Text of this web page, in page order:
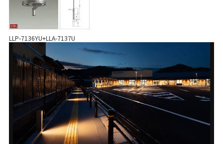
LLP-7136YU+LLA-7137U